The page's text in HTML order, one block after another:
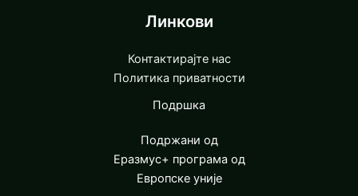
Линкови
Контактирајте нас
Политика приватности
Подршка
Подржани од
Еразмус+ програма од
Европске уније